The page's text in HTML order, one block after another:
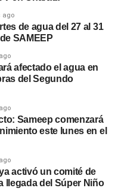
ago
de agua del 27 al 31
SAMEEP
afectado el agua en
del Segundo
Sameep comenzará
este lunes en el
activó un comité de
llegada del Súper Niño